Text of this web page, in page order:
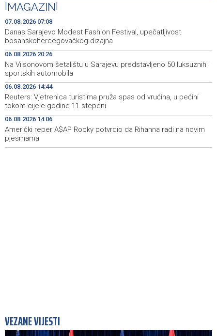
20:36
Počeo memorijalni turnir 'Streetball Tomislavgrad 2026.
Branimir Mašić Bani'
20:26
Na Vilsonovom šetalištu u Sarajevu predstavljeno 50
luksuznih i sportskih automobila
20:01 Announcement of events for Friday, 7 August 2026
19:55
Drugi Festival bakri okupio mještane i posjetitelje kod
Livna
Novi Travnik receives first direct EU funding for UNESCO
heritage project
MAGAZIN
07.08.2026 07:08
Danas Sarajevo Modest Fashion Festival, upečatljivost
bosanskohercegovačkog dizajna
06.08.2026 20:26
Na Vilsonovom šetalištu u Sarajevu predstavljeno 50 luksuznih i
sportskih automobila
06.08.2026 14:44
Reuters: Vjetrenica turistima pruža spas od vrućina, u pećini
tokom cijele godine 11 stepeni
06.08.2026 14:06
Američki reper A$AP Rocky potvrdio da Rihanna radi na novim
pjesmama
VEZANE VIJESTI